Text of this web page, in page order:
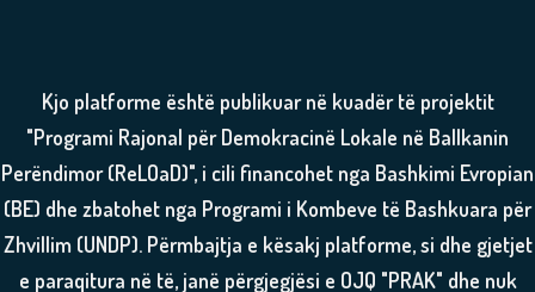
Kjo platforme është publikuar në kuadër të projektit
"Programi Rajonal për Demokracinë Lokale në Ballkanin
Perëndimor (ReLOaD)", i cili financohet nga Bashkimi Evropian
(BE) dhe zbatohet nga Programi i Kombeve të Bashkuara për
Zhvillim (UNDP). Përmbajtja e kësakj platforme, si dhe gjetjet
e paraqitura në të, janë përgjegjësi e OJQ "PRAK" dhe nuk